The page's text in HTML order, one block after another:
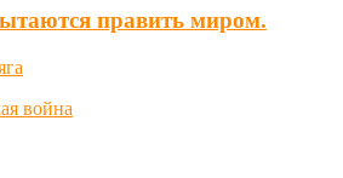
править миром.